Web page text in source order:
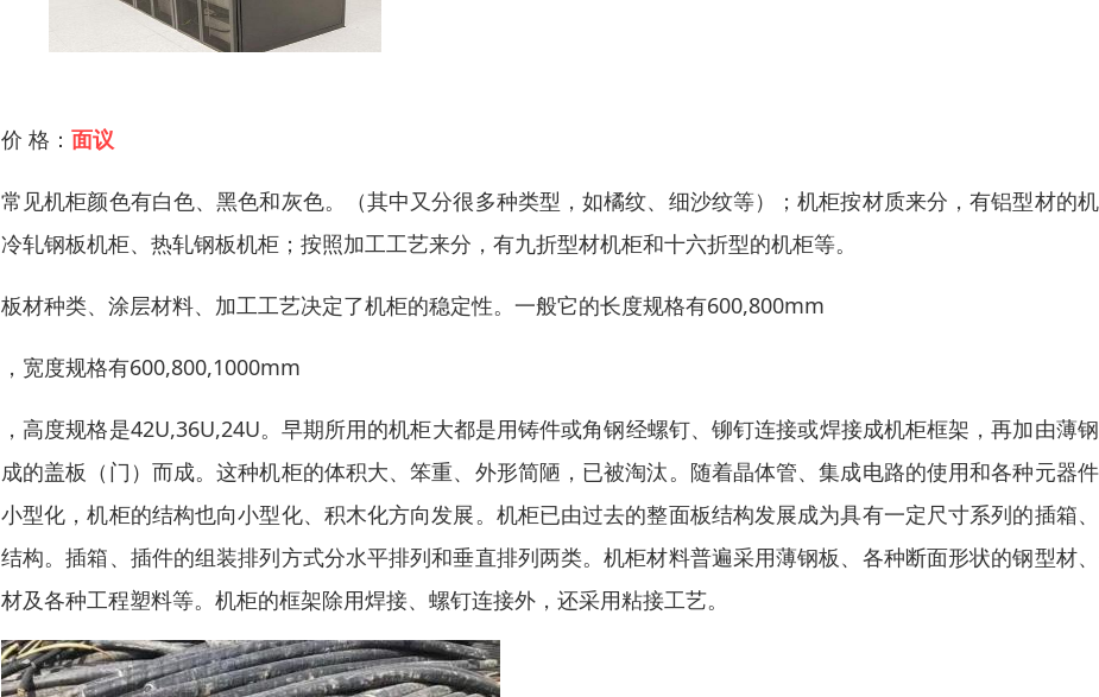
价 格： 面议
常见机柜颜色有白色、黑色和灰色。（其中又分很多种类型，如橘纹、细沙纹等）；机柜按材质来分，有铝型材的
冷轧钢板机柜、热轧钢板机柜；按照加工工艺来分，有九折型材机柜和十六折型的机柜等。
板材种类、涂层材料、加工工艺决定了机柜的稳定性。一般它的长度规格有600,800mm
，宽度规格有600,800,1000mm
，高度规格是42U,36U,24U。早期所用的机柜大都是用铸件或角钢经螺钉、铆钉连接或焊接成机柜框架，再加由薄
成的盖板（门）而成。这种机柜的体积大、笨重、外形简陋，已被淘汰。随着晶体管、集成电路的使用和各种元器
小型化，机柜的结构也向小型化、积木化方向发展。机柜已由过去的整面板结构发展成为具有一定尺寸系列的插箱
结构。插箱、插件的组装排列方式分水平排列和垂直排列两类。机柜材料普遍采用薄钢板、各种断面形状的钢型材
材及各种工程塑料等。机柜的框架除用焊接、螺钉连接外，还采用粘接工艺。